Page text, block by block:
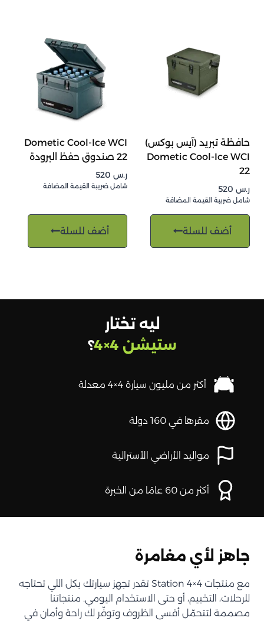
حافظة تبريد (آيس بوكس)
Dometic Cool-Ice WCI
22
ر.س
شامل ضريبة القيمة المضافة
أضف للسلة
Dometic Cool-Ice WCI
22 صندوق حفظ البرودة
ر.س
شامل ضريبة القيمة المضافة
أضف للسلة
ليه تختار
ستيشن 4×4
؟
أكثر من مليون سيارة 4×4 معدلة
مقرها في 160 دولة
مواليد الأراضي الأسترالية
أكثر من 60 عامًا من الخبرة
جاهز لأي مغامرة
مع منتجات Station 4×4 تقدر تجهز سيارتك بكل اللي تحتاجه
للرحلات، التخييم، أو حتى الاستخدام اليومي. منتجاتنا
مصممة لتتحمّل أقسى الظروف وتوفّر لك راحة وأمان في